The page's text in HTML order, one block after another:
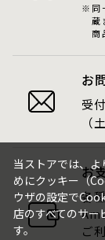
同
蔵
商
お
受
（
お
各
ご
当ストアでは、
めにクッキー（
ウザの設定で
店のすべてのサー
す。